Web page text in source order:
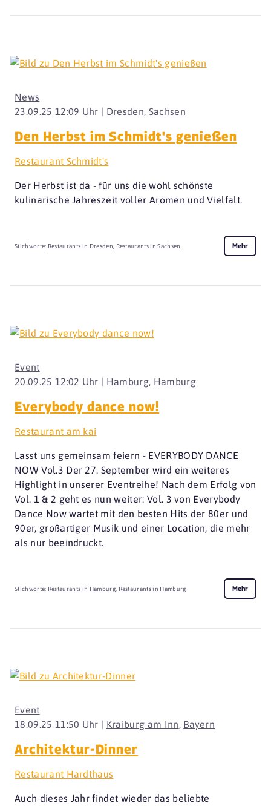
23.09.25 12:09 Uhr | Dresden, Sachsen
News
Den Herbst im Schmidt's genießen
Restaurant Schmidt's
Der Herbst ist da - für uns die wohl schönste
kulinarische Jahreszeit voller Aromen und Vielfalt.
Stichworte: Restaurants in Dresden Restaurants in Sachsen Mehr
20.09.25 12:02 Uhr | Hamburg, Hamburg
Event
Everybody dance now!
Restaurant am kai
Lasst uns gemeinsam feiern - EVERYBODY DANCE
NOW Vol.3 Der 27. September wird ein weiteres
Highlight in unserer Eventreihe! Nach dem Erfolg von
Vol. 1 & 2 geht es nun weiter: Vol. 3 von Everybody
Dance Now wartet mit den besten Hits der 80er und
90er, großartiger Musik und einer Location, die mehr
als nur beeindruckt.
Stichworte: Restaurants in Hamburg, Restaurants in Hamburg Mehr
18.09.25 11:50 Uhr | Kraiburg am Inn, Bayern
Event
Architektur-Dinner
Restaurant Hardthaus
Auch dieses Jahr findet wieder das beliebte